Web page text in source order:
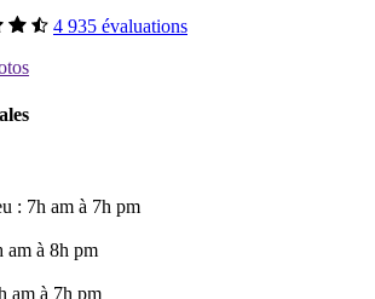
4 935 évaluations
: 7h am à 7h pm
am à 8h pm
am à 7h pm